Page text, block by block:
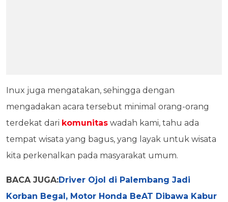
Inux juga mengatakan, sehingga dengan
mengadakan acara tersebut minimal orang-orang
terdekat dari komunitas wadah kami, tahu ada
tempat wisata yang bagus, yang layak untuk wisata
kita perkenalkan pada masyarakat umum.
BACA JUGA:Driver Ojol di Palembang Jadi
Korban Begal, Motor Honda BeAT Dibawa Kabur